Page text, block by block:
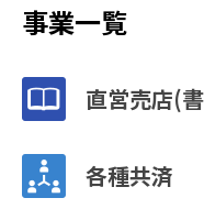
事業一覧
直営売店(
各種共済